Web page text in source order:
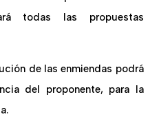
todas las propuestas
de las enmiendas podrá
del proponente, para la